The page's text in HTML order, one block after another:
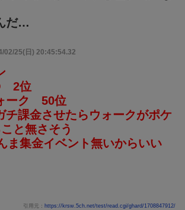
だ…
02/25(日) 20:45:54.32
2位
ーク 50位
チ課金させたらウォークがポケ
と無さそう
ま集金イベント無いからいい
引用元： https://krsw.5ch.net/test/read.cgi/ghard/1708847912/